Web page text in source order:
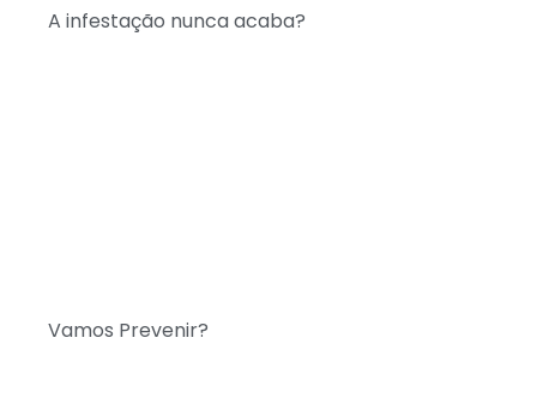
A infestação nunca acaba?
Vamos Prevenir?